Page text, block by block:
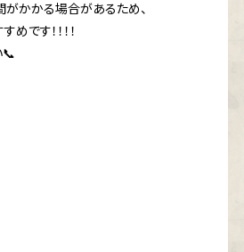
かかる場合があるため、
です！！！！
📞